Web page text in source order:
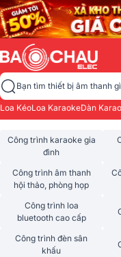
Bạn tìm thiết bị âm thanh
Loa KéoLoa KaraokeDàn
Công trình karaoke gia
đình
Công trình âm thanh
hội thảo, phòng họp
Công trình loa
bluetooth cao cấp
Công trình đèn sân
khấu